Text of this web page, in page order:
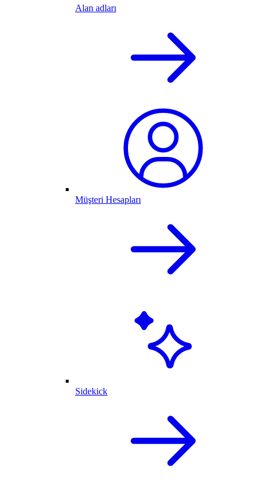
Alan adları
Müşteri Hesapları
Sidekick